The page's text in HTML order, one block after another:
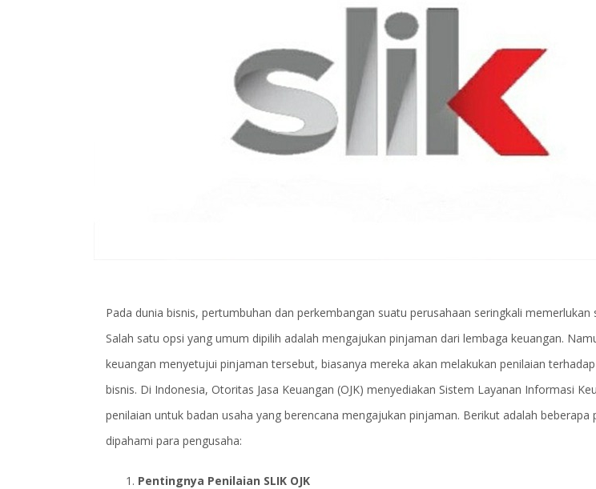
Pada dunia bisnis, pertumbuhan dan perkembangan suatu perusahaan seringkali
Salah satu opsi yang umum dipilih adalah mengajukan pinjaman dari lembaga keuangan.
keuangan menyetujui pinjaman tersebut, biasanya mereka akan melakukan penilaian
bisnis. Di Indonesia, Otoritas Jasa Keuangan (OJK) menyediakan Sistem Layanan Informasi
penilaian untuk badan usaha yang berencana mengajukan pinjaman. Berikut adalah beberapa
dipahami para pengusaha:
Pentingnya Penilaian SLIK OJK